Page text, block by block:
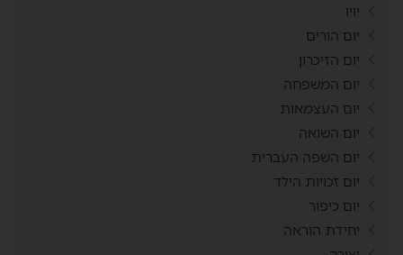
יויו
יום הורים
יום הזיכרון
יום המשפחה
יום העצמאות
יום השואה
יום השפה העברית
יום זכויות הילד
יום כיפור
יחידת הוראה